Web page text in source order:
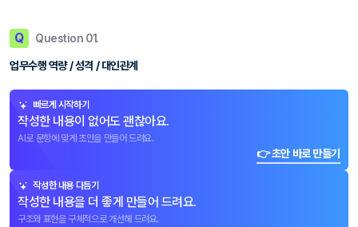
Q Question 01.
업무수행 역량 / 성격 / 대인관계
빠르게 시작하기
작성한 내용이 없어도 괜찮아요.
AI로 문항에 맞게 초안을 만들어 드려요.
👉 초안 바로 만들기
작성한 내용 다듬기
작성한 내용을 더 좋게 만들어 드려요.
구조와 표현을 구체적으로 개선해 드려요.